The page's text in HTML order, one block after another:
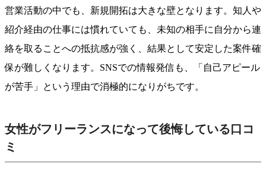
営業活動の中でも、新規開拓は大きな壁となります。知人や
紹介経由の仕事には慣れていても、未知の相手に自分から連
絡を取ることへの抵抗感が強く、結果として安定した案件確
保が難しくなります。SNSでの情報発信も、「自己アピール
が苦手」という理由で消極的になりがちです。
女性がフリーランスになって後悔している口コ
ミ